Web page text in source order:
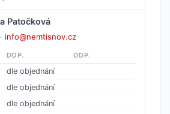
Patočková
· info@nemtisnov.cz
DOP. ODP.
dle objednání
dle objednání
dle objednání